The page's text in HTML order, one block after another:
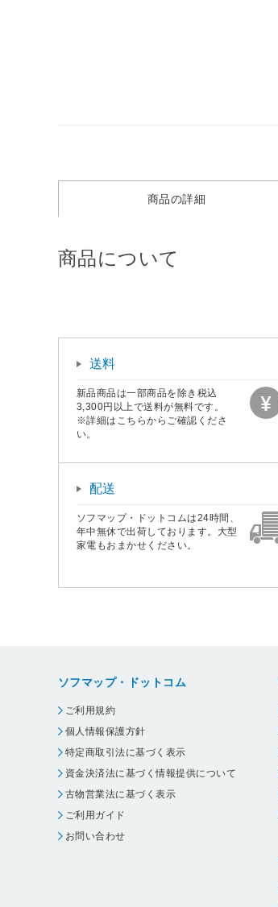
商品の詳細
商品について
送料
新品商品は一部商品を除き税込
3,300円以上で送料が無料です。
※詳細はこちらからご確認くださ
い。
配送
ソフマップ・ドットコムは24時間、
年中無休で出荷しております。大型
家電もおまかせください。
ソフマップ・ドットコム
ご利用規約
個人情報保護方針
特定商取引法に基づく表示
資金決済法に基づく情報提供について
古物営業法に基づく表示
ご利用ガイド
お問い合わせ